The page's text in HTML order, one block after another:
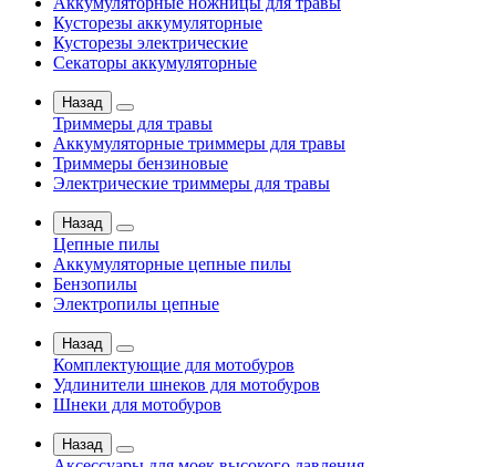
Кусторезы аккумуляторные
Кусторезы электрические
Секаторы аккумуляторные
Назад
Триммеры для травы
Аккумуляторные триммеры для травы
Триммеры бензиновые
Электрические триммеры для травы
Назад
Цепные пилы
Аккумуляторные цепные пилы
Бензопилы
Электропилы цепные
Назад
Комплектующие для мотобуров
Удлинители шнеков для мотобуров
Шнеки для мотобуров
Назад